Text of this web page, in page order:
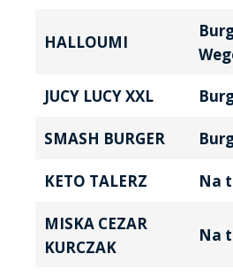
HALLOUMI
JUCY LUCY XXL
SMASH BURGER
KETO TALERZ Na
MISKA CEZAR
KURCZAK
Na